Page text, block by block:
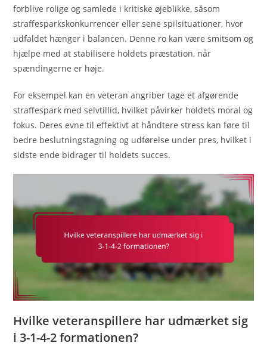
forblive rolige og samlede i kritiske øjeblikke, såsom
straffesparkskonkurrencer eller sene spilsituationer, hvor
udfaldet hænger i balancen. Denne ro kan være smitsom og
hjælpe med at stabilisere holdets præstation, når
spændingerne er høje.
For eksempel kan en veteran angriber tage et afgørende
straffespark med selvtillid, hvilket påvirker holdets moral og
fokus. Deres evne til effektivt at håndtere stress kan føre til
bedre beslutningstagning og udførelse under pres, hvilket i
sidste ende bidrager til holdets succes.
Hvilke veteranspillere har udmærket sig
i 3-1-4-2 formationen?